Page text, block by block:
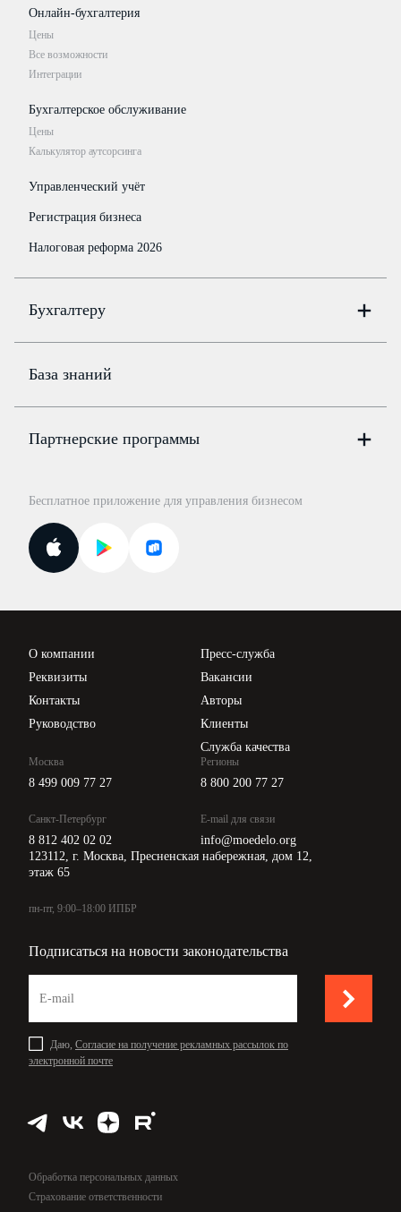
Онлайн-бухгалтерия
Цены
Все возможности
Интеграции
Бухгалтерское обслуживание
Цены
Калькулятор аутсорсинга
Управленческий учёт
Регистрация бизнеса
Налоговая реформа 2026
Бухгалтеру
Цены
Бюро
Консультации по учёту и налогам
Курсы повышения квалификации
Госпроверки
Поиск ответа на вопрос
Новости законодательства
База знаний
Партнерские программы
Для самозанятых
Бесплатное приложение для управления бизнесом
О компании
Реквизиты
Контакты
Руководство
Пресс-служба
Вакансии
Авторы
Клиенты
Служба качества
Москва
8 499 009 77 27
Санкт-Петербург
8 812 402 02 02
Регионы
8 800 200 77 27
E-mail для связи
info@moedelo.org
123112, г. Москва, Пресненская набережная, дом 12,
этаж 65
пн-пт, 9:00–18:00 ИПБР
Подписаться на новости законодательства
Даю, Согласие на получение рекламных рассылок по
электронной почте
Обработка персональных данных
Страхование ответственности